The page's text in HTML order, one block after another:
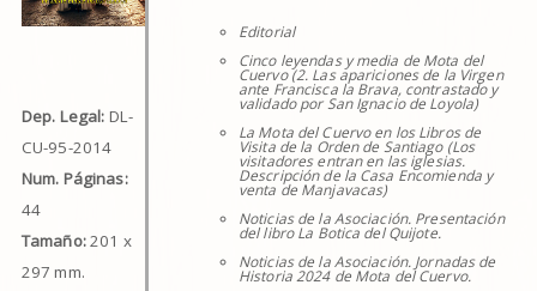
Dep. Legal: DL-
CU-95-2014
Num. Páginas:
44
Tamaño:201 x
297 mm.
Editorial
Cinco leyendas y media de Mota del
Cuervo (2. Las apariciones de la Virgen
ante Francisca la Brava, contrastado y
validado por San Ignacio de Loyola)
La Mota del Cuervo en los Libros de
Visita de la Orden de Santiago (Los
visitadores entran en las iglesias.
Descripción de la Casa Encomienda y
venta de Manjavacas)
Noticias de la Asociación. Presentación
del libro La Botica del Quijote.
Noticias de la Asociación. Jornadas de
Historia 2024 de Mota del Cuervo.